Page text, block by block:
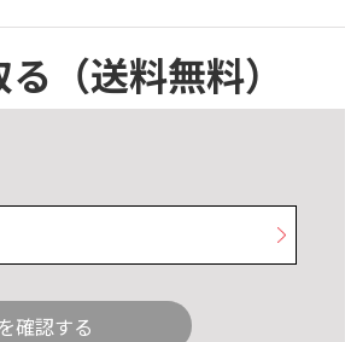
（送料無料）
確認する